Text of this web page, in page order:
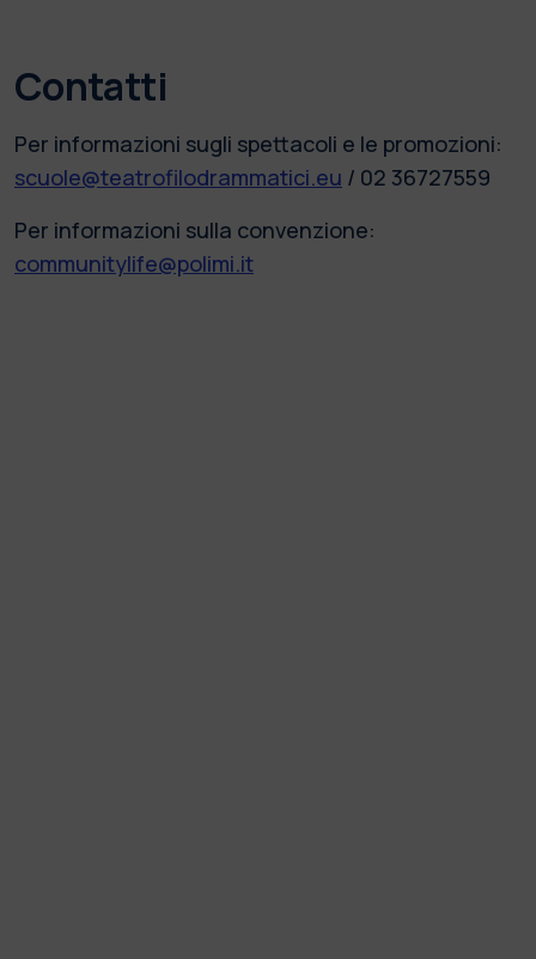
Contatti
Per informazioni sugli spettacoli e le promozioni:
scuole@teatrofilodrammatici.eu / 02 36727559
Per informazioni sulla convenzione:
communitylife@polimi.it